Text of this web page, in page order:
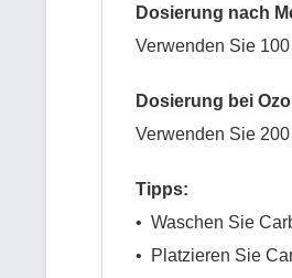
Dosierung nach
Verwenden Sie
Dosierung bei
Verwenden Sie
Tipps:
• Waschen Sie
• Platzieren Sie